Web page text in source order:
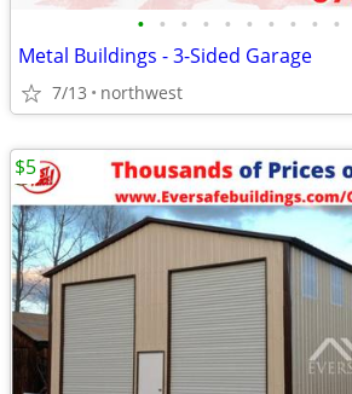
• • • • • • • • • •
Metal Buildings - 3-Sided Garage
7/13 northwest
$5